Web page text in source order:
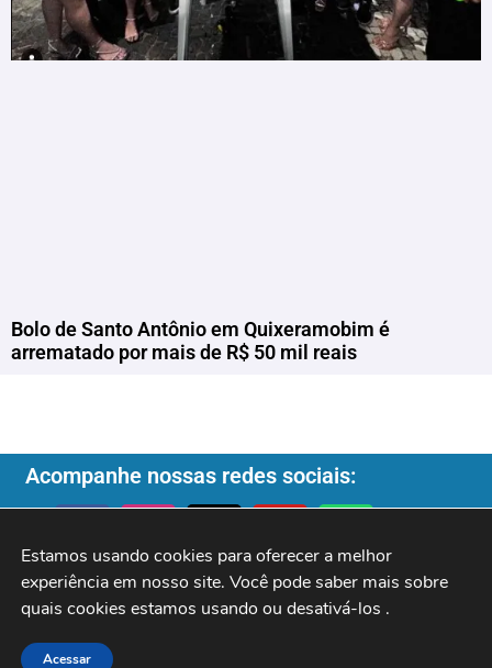
Bolo de Santo Antônio em Quixeramobim é
arrematado por mais de R$ 50 mil reais
Acompanhe nossas redes sociais:
Copyright ©️ 2026| Programa do Rochinha |
Estamos usando cookies para oferecer a melhor
experiência em nosso site. Você pode saber mais sobre
quais cookies estamos usando ou desativá-los .
Acessar